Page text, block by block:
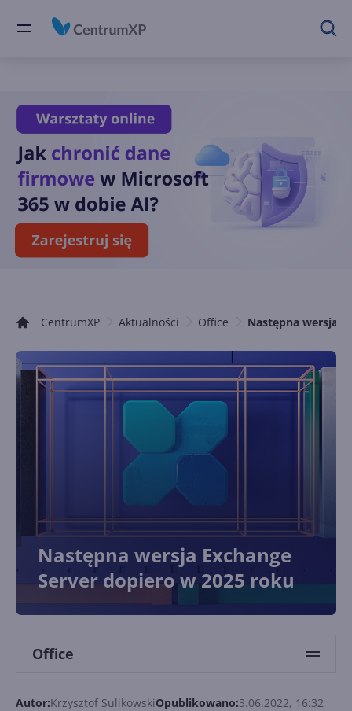
CentrumXP Aktualności Office Następna wersja
Następna wersja Exchange
Server dopiero w 2025 roku
Office
Autor:Krzysztof SulikowskiOpublikowano:3.06.2022, 16:32